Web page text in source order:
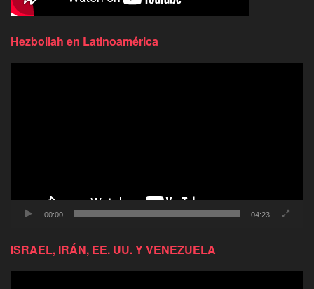
Hezbollah en Latinoamérica
00:00 04:23
ISRAEL, IRÁN, EE. UU. Y VENEZUELA